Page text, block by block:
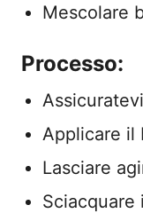
Mescolare
Processo:
Applicare il
Lasciare
Sciacquare